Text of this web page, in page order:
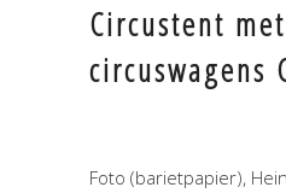
Circustent met
circuswagens
Foto (barietpapier),